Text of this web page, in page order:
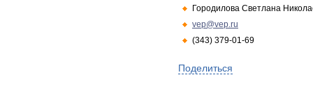
Городилова Светлана
vep@vep.ru
(343) 379-01-69
Поделиться